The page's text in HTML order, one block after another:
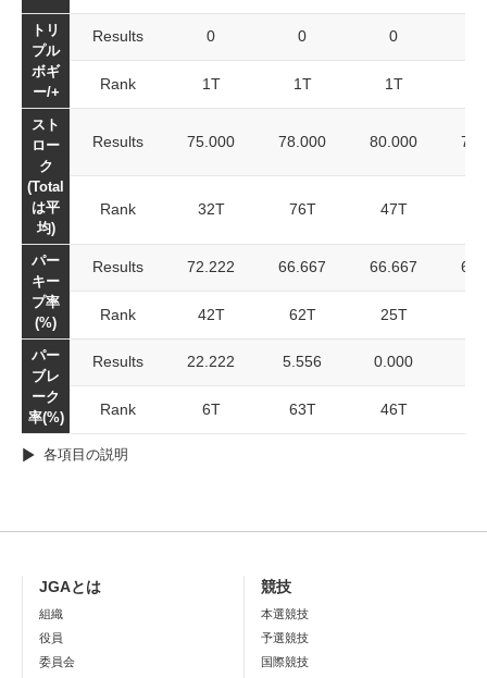
トリ
プル
ボギ
ー/+
Results 0 0 0
Rank 1T 1T 1T
スト
ロー
ク
(Total
は平
均)
Results 75.000 78.000 80.000
Rank 32T 76T 47T
パー
キー
プ率
(%)
Results 72.222 66.667 66.667
Rank 42T 62T 25T
パー
ブレ
ーク
率(%)
Results 22.222 5.556 0.000
Rank 6T 63T 46T
各項目の説明
JGAとは
組織
役員
委員会
競技
本選競技
予選競技
国際競技